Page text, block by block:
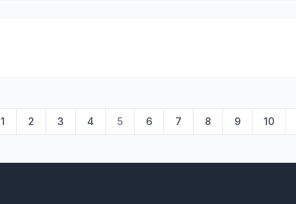
1 2 3 4 5 6 7 8 9 10